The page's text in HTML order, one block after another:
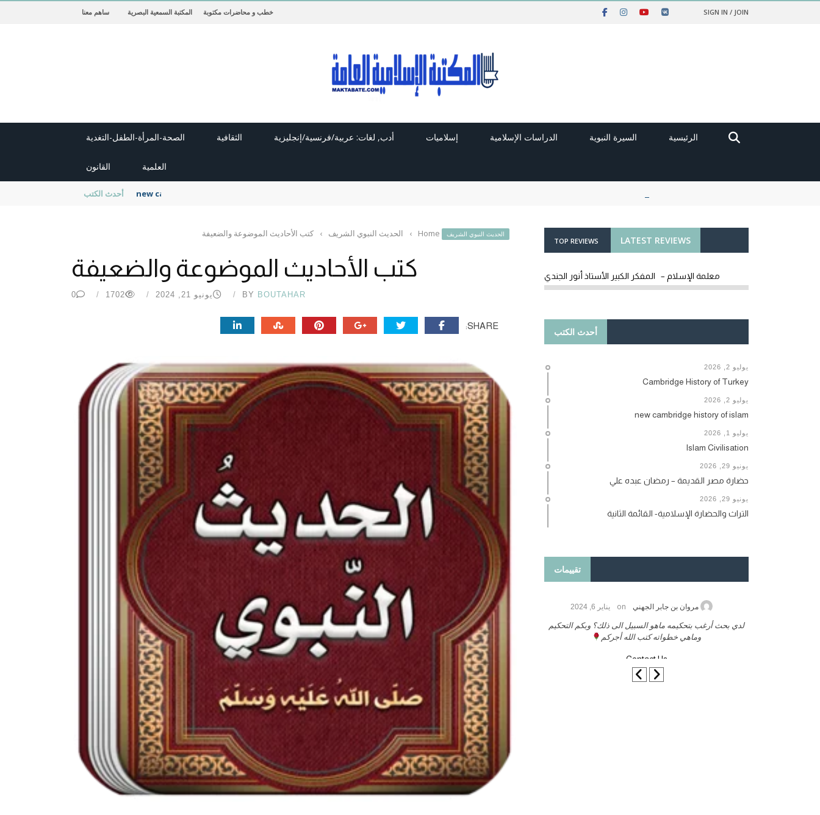
SIGN IN / JOIN خطب و محاضرات مكتوبة المكتبة السمعية البصرية ساهم معنا
الرئيسية السيرة النبوية الدراسات الإسلامية إسلاميات أدب, لغات: عربية/فرنسية/إنجليزية الثقافية الصحة-المرأة-الطفل-التغدية
العلمية القانون
أحدث الكتب new cambridge history of islam
الحديث النبوي الشريف Home
› الحديث النبوي الشريف › كتب الأحاديث الموضوعة والضعيفة
كتب الأحاديث الموضوعة والضعيفة
BY BOUTAHAR يونيو 21, 2024 1702
0
SHARE:
LATEST REVIEWS
TOP REVIEWS
معلمة الإسلام – المفكر الكبير الأستاذ أنور الجندي
أحدث الكتب
يوليو 2, 2026
Cambridge History of Turkey
يوليو 2, 2026
new cambridge history of islam
يوليو 1, 2026
Islam Civilisation
يونيو 29, 2026
حضارة مصر القديمة – رمضان عبده علي
يونيو 29, 2026
التراث والحضارة الإسلامية- القائمة الثانية
تقييمات
مروان بن جابر الجهني on يناير 6, 2024
لدي بحث أرغب بتحكيمه ماهو السبيل الى ذلك؟ وبكم التحكيم
وماهي خطواته كتب الله أجركم
Contact Us